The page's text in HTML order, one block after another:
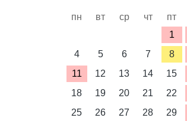
пн вт ср чт пт
1
4
5 6 7 8
11
12 13 14 15
18
19 20 21 22
25
26 27 28 29